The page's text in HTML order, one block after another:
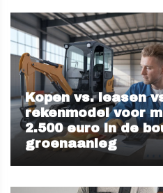
Kopen vs. leasen
rekenmodel voor
2.500 euro in de
groenaanleg